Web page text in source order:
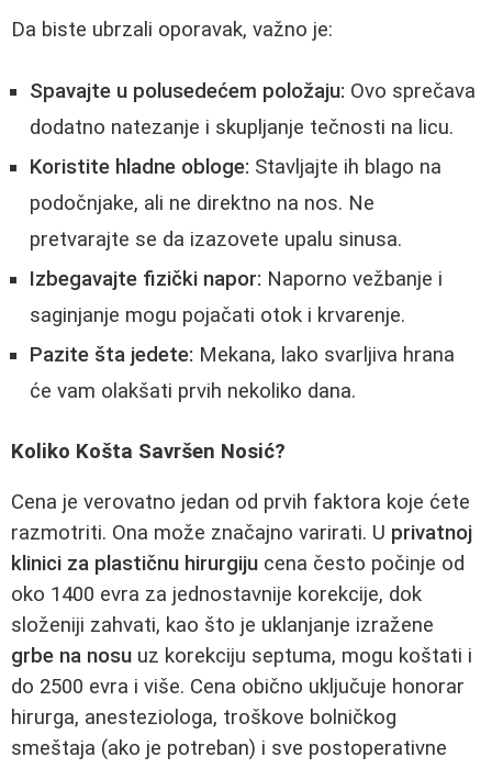
Da biste ubrzali oporavak, važno je:
Spavajte u polusedećem položaju: Ovo sprečava
dodatno natezanje i skupljanje tečnosti na licu.
Koristite hladne obloge: Stavljajte ih blago na
podočnjake, ali ne direktno na nos. Ne
pretvarajte se da izazovete upalu sinusa.
Izbegavajte fizički napor: Naporno vežbanje i
saginjanje mogu pojačati otok i krvarenje.
Pazite šta jedete: Mekana, lako svarljiva hrana
će vam olakšati prvih nekoliko dana.
Koliko Košta Savršen Nosić?
Cena je verovatno jedan od prvih faktora koje ćete
razmotriti. Ona može značajno varirati. U privatnoj
klinici za plastičnu hirurgiju cena često počinje od
oko 1400 evra za jednostavnije korekcije, dok
složeniji zahvati, kao što je uklanjanje izražene
grbe na nosu uz korekciju septuma, mogu koštati i
do 2500 evra i više. Cena obično uključuje honorar
hirurga, anesteziologa, troškove bolničkog
smeštaja (ako je potreban) i sve postoperativne